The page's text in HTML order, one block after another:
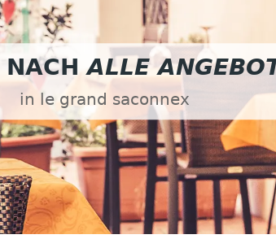
NACHALLE
in le grand saconnex